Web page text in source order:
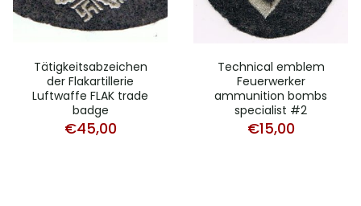
Tätigkeitsabzeichen
der Flakartillerie
Luftwaffe FLAK trade
badge
€45,00
Technical emblem
Feuerwerker
ammunition bombs
specialist #2
€15,00